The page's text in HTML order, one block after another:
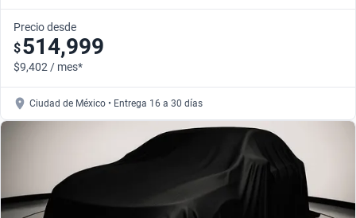
• Automático
Precio desde
$514,999
$9,402 / mes*
Ciudad de México • Entrega 16 a 30 días